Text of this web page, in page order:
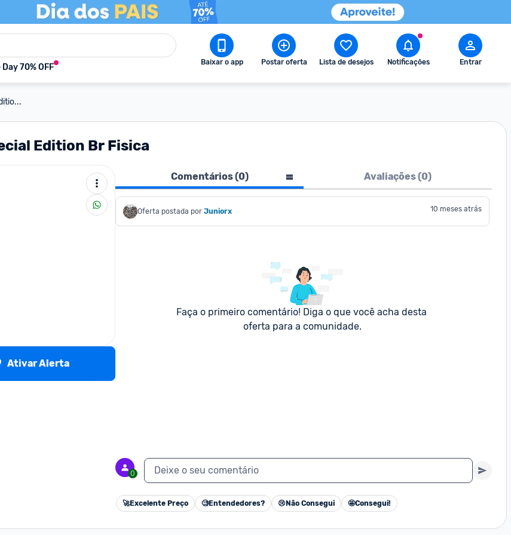
70% OFF Baixar o app Postar oferta Lista de desejos Notificações Entrar
Edition Br Fisica
Ativar Alerta
Comentários (0) Avaliações (0)
Oferta postada por Juniorx 10 meses atrás
Faça o primeiro comentário! Diga o que você acha desta
oferta para a comunidade.
0 Deixe o seu comentário
🚀Excelente Preço 🧐Entendedores? 😢 Não Consegui 🤩Consegui!